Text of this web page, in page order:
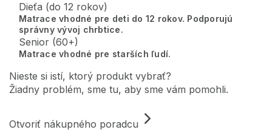
Dieťa (do 12 rokov)
Matrace vhodné pre deti do 12 rokov. Podporujú
správny vývoj chrbtice.
Senior (60+)
Matrace vhodné pre starších ľudí.
Nieste si istí, ktorý produkt vybrať?
Žiadny problém, sme tu, aby sme vám pomohli.
Otvoriť nákupného poradcu